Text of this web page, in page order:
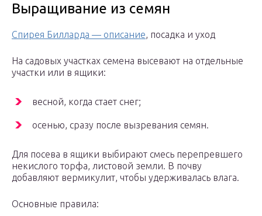
Выращивание из семян
Спирея Билларда — описание, посадка и уход
На садовых участках семена высевают на отдельные
участки или в ящики:
весной, когда стает снег;
осенью, сразу после вызревания семян.
Для посева в ящики выбирают смесь перепревшего
некислого торфа, листовой земли. В почву
добавляют вермикулит, чтобы удерживалась влага.
Основные правила: